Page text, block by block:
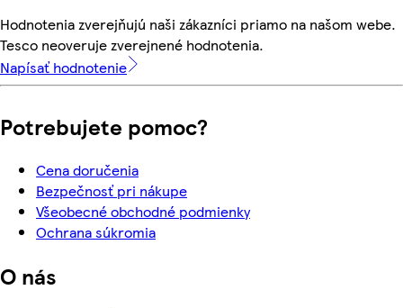
Hodnotenia zverejňujú naši zákazníci priamo na našom webe.
Tesco neoveruje zverejnené hodnotenia.
Napísať hodnotenie
Potrebujete pomoc?
Cena doručenia
Bezpečnosť pri nákupe
Všeobecné obchodné podmienky
Ochrana súkromia
O nás